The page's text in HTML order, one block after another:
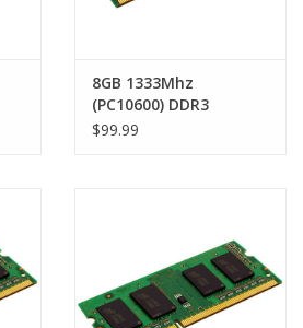
8GB 1333Mhz
(PC10600) DDR3
SODIMM 204 pin RAM
$99.99